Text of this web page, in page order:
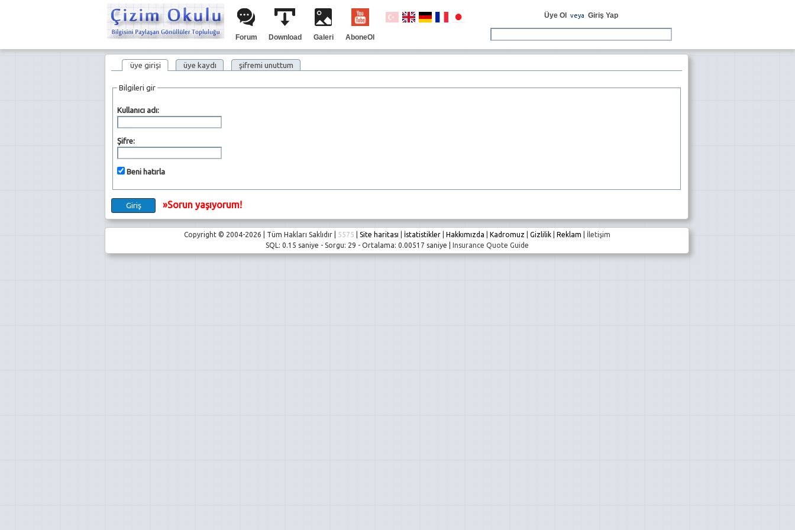
Forum Download Galeri AboneOl
Üye Ol veya Giriş Yap
üye girişi üye kaydı şifremi unuttum
Bilgileri gir
Kullanıcı adı:
Şifre:
Beni hatırla
»Sorun yaşıyorum!
Copyright © 2004-2026 | Tüm Hakları Saklıdır | 5575 Site haritası İstatistikler| Hakkımızda Kadromuz Gizlilik| Reklam
İletişim
SQL: 0.15 saniye - Sorgu: 29 - Ortalama: 0.00517 saniye |
Insurance Quote Guide